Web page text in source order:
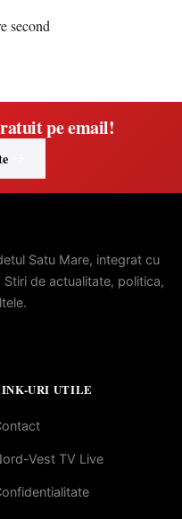
pe email!
Satu Mare, integrat cu
de actualitate, politica,
URI UTILE
Vest TV Live